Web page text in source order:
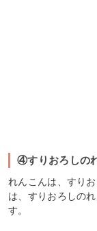
④すりおろしの
れんこんは、すり
は、すりおろしの
す。